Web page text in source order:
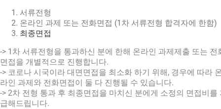
서류전형
온라인 과제 또는 전화면접 (1차 서류전형 합격자에 한함)
최종면접
-> 1차 서류전형을 통과하신 분에 한해 온라인 과제제출 또는 전
면접을 개별적으로 진행합니다.
-> 코로나 시국이라 대면면접을 최소화 하기 위해, 경우에 따라
라인 과제와 전화면접이 둘 다 진행될 수 있습니다.
-> 2차 전형 통과 후 최종면접을 마치신 분에게 소정의 면접비를
급해드립니다.